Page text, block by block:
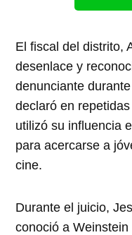
El fiscal del distrito,
desenlace y
denunciante
declaró en
utilizó su influencia
para acercarse a
cine.
Durante el juicio,
conoció a